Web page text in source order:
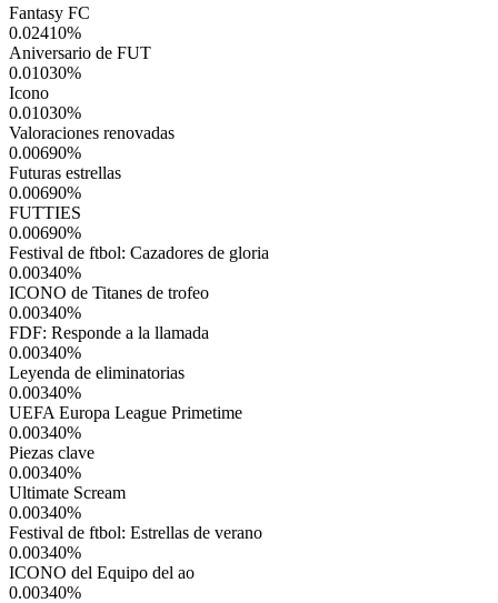
Fantasy FC
0.02410%
Aniversario de FUT
0.01030%
Icono
0.01030%
Valoraciones renovadas
0.00690%
Futuras estrellas
0.00690%
FUTTIES
0.00690%
Festival de ftbol: Cazadores de gloria
0.00340%
ICONO de Titanes de trofeo
0.00340%
FDF: Responde a la llamada
0.00340%
Leyenda de eliminatorias
0.00340%
UEFA Europa League Primetime
0.00340%
Piezas clave
0.00340%
Ultimate Scream
0.00340%
Festival de ftbol: Estrellas de verano
0.00340%
ICONO del Equipo del ao
0.00340%